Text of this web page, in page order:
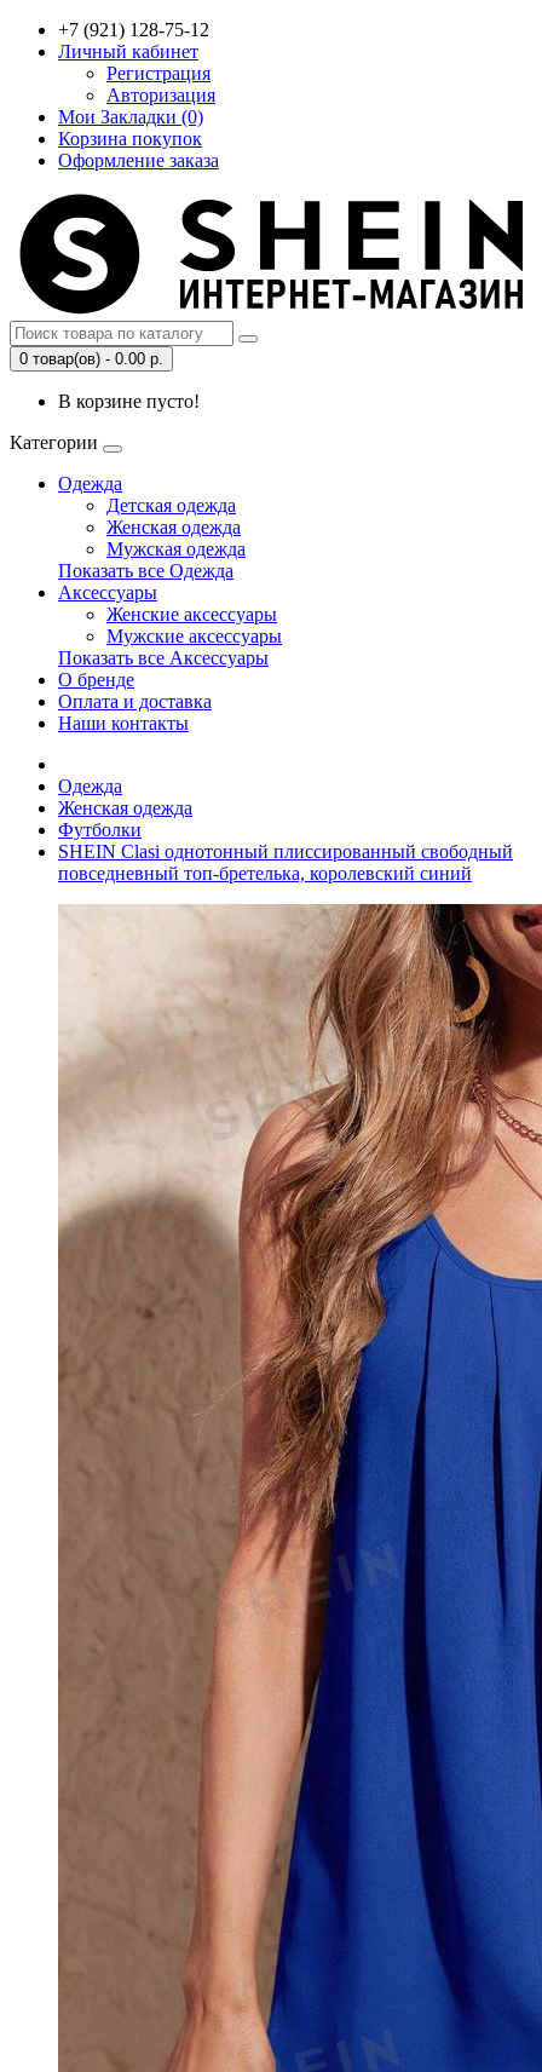
+7 (921) 128-75-12
Личный кабинет
Регистрация
Авторизация
Мои Закладки (0)
Корзина покупок
Оформление заказа
0 товар(ов) - 0.00 р.
В корзине пусто!
Категории
Одежда
Детская одежда
Женская одежда
Мужская одежда
Показать все Одежда
Аксессуары
Женские аксессуары
Мужские аксессуары
Показать все Аксессуары
О бренде
Оплата и доставка
Наши контакты
Одежда
Женская одежда
Футболки
SHEIN Clasi однотонный плиссированный свободный
повседневный топ-бретелька, королевский синий